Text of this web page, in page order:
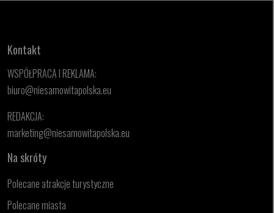
Kontakt
WSPÓŁPRACA I REKLAMA:
biuro@niesamowitapolska.eu
REDAKCJA:
marketing@niesamowitapolska.eu
Na skróty
Polecane atrakcje turystyczne
Polecane miasta